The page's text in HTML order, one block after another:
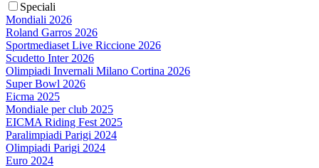
Speciali
Mondiali 2026
Roland Garros 2026
Sportmediaset Live Riccione 2026
Scudetto Inter 2026
Olimpiadi Invernali Milano Cortina 2026
Super Bowl 2026
Eicma 2025
Mondiale per club 2025
EICMA Riding Fest 2025
Paralimpiadi Parigi 2024
Olimpiadi Parigi 2024
Euro 2024